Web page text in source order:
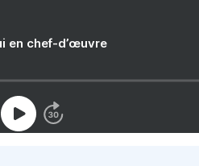
en chef-d’œuvre